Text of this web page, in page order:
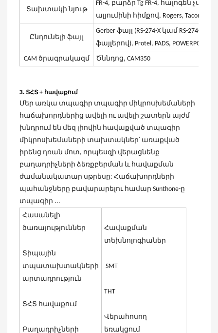
Տախտակի նյութ
FR-4, բարձր Tg FR-4, հալոգեն
ալյումինի հիմքով, Rogers, Taconic
Ընդունելի ֆայլ
Gerber ֆայլ (RS-274-X կամ RS-
ֆայլերով), Protel, PADS, POWERPCB,
CAM ծրագրակազմ Ծննդոց, CAM350
3. ՏՀՏ + հավաքում
Մեր առկա տպագիր տպագիր միկրոսխեմաների
հաճախորդներից ավելի ու ավելի շատերն այժմ
խնդրում են մեզ լիովին հավաքված տպագիր
միկրոսխեմաների տախտակներ՝ առաքված
իրենց դռան մոտ, որպեսզի վերացնենք
բաղադրիչների ձեռքբերման և հավաքման
ժամանակատար սթրեսը: Հաճախորդների
պահանջները բավարարելու համար Sunthone-ը
տպագիր ...
Հասանելի
ծառայություններ
Տիպային
տպատախտակների
արտադրություն
ՏՀՏ հավաքում
Բաղադրիչների
Հավաքման
տեխնոլոգիաներ
SMT
THT
Վերահոսող
եռակցում